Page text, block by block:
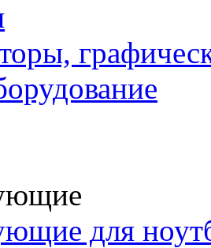
для